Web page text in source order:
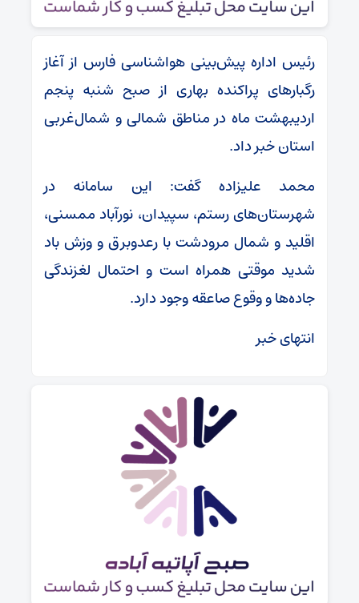
رئیس اداره پیش‌بینی هواشناسی فارس از آغاز
رگبارهای پراکنده بهاری از صبح شنبه پنجم
اردیبهشت ماه در مناطق شمالی و شمال‌غربی
استان خبر داد.
محمد علیزاده گفت: این سامانه در
شهرستان‌های رستم، سپیدان، نورآباد ممسنی،
اقلید و شمال مرودشت با رعدوبرق و وزش باد
شدید موقتی همراه است و احتمال لغزندگی
جاده‌ها و وقوع صاعقه وجود دارد.
انتهای خبر